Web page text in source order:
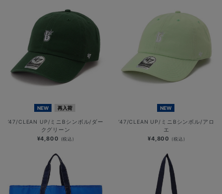
NEW 再入荷
’47/CLEAN UP/ミニBシンボル/ダー
クグリーン
¥4,800 (税込)
NEW
’47/CLEAN UP/ミニBシンボル/アロ
エ
¥4,800 (税込)